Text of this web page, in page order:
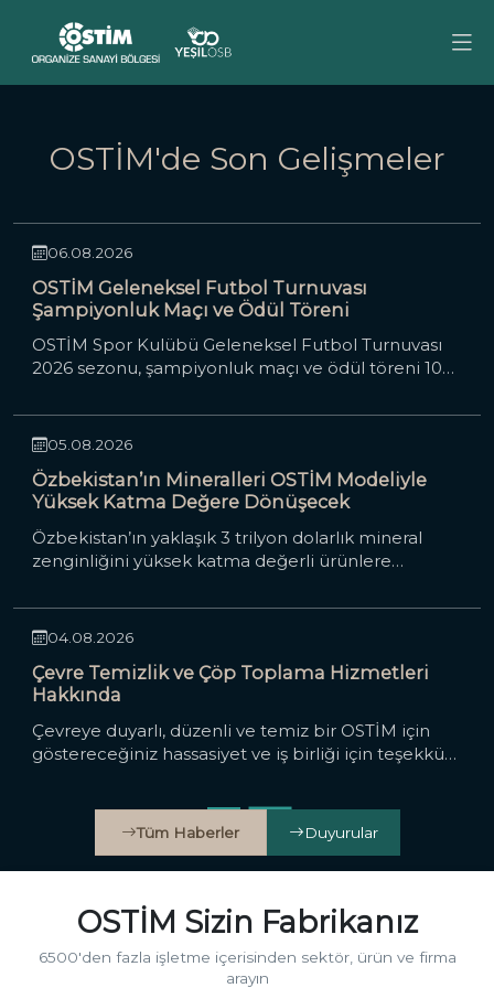
Kaliteli, hızlı, verimlibir
üretim ortamından,
akıllı sürdürülebilirbir
sanayi kentine...
OSTİM'de Son Gelişmeler
06.08.2026
OSTİM Geleneksel Futbol Turnuvası
Şampiyonluk Maçı ve Ödül Töreni
OSTİM Spor Kulübü Geleneksel Futbol Turnuvası
2026 sezonu, şampiyonluk maçı ve ödül töreni 10
tesislerinde.
05.08.2026
Özbekistan’ın Mineralleri OSTİM Modeliyle
Yüksek Katma Değere Dönüşecek
Özbekistan’ın yaklaşık 3 trilyon dolarlık mineral
zenginliğini yüksek katma değerli ürünlere
modeliyle planlandı.
04.08.2026
Çevre Temizlik ve Çöp Toplama Hizmetleri
Hakkında
Çevreye duyarlı, düzenli ve temiz bir OSTİM için
göstereceğiniz hassasiyet ve iş birliği için teşekkür
Tüm Haberler Duyurular
OSTİM Sizin Fabrikanız
6500'den fazla işletme içerisinden sektör, ürün ve firma
arayın